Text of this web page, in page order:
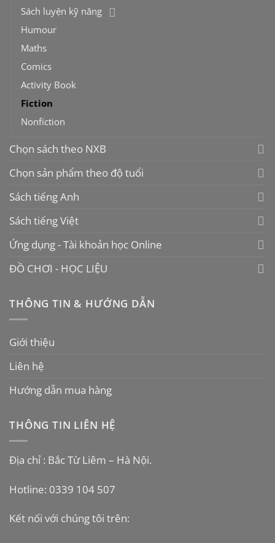
Sách luyện kỹ năng
Humour
Maths
Comics
Activity Book
Fiction
Nonfiction
Chọn sách theo NXB
Chọn sản phẩm theo độ tuổi
Sách tiếng Anh
Sách tiếng Việt
Ứng dụng - Tài khoản học Online
ĐỒ CHƠI - HỌC LIỆU
THÔNG TIN & HƯỚNG DẪN
Giới thiệu
Liên hệ
Hướng dẫn mua hàng
THÔNG TIN LIÊN HỆ
Địa chỉ : Bắc Từ Liêm – Hà Nội.
Hotline: 0339 104 507
Kết nối với chúng tôi trên: